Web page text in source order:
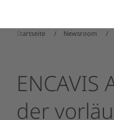
Startseite Newsroom
ENCAVIS
der